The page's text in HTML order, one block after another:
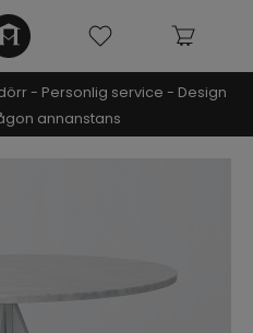
- Personlig service - Design
annanstans